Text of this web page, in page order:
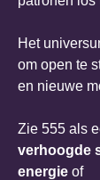
Het
om open te
en nieuwe
Zie 555 als
verhoogde
energie of